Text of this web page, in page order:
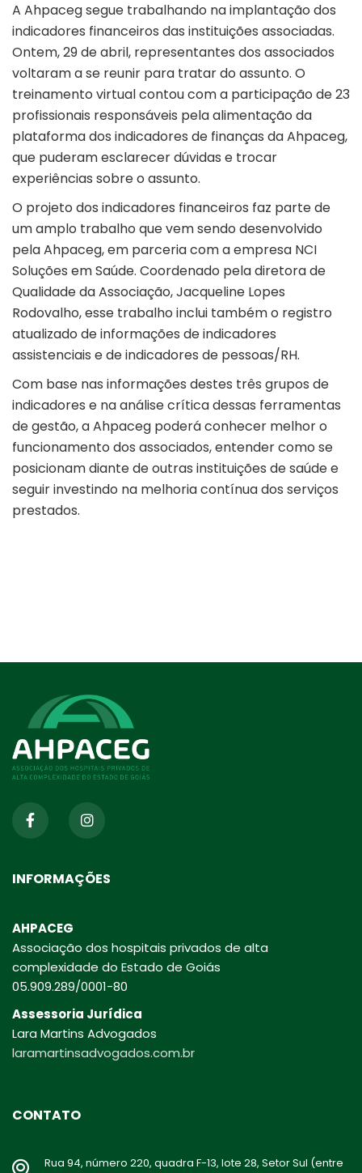
A Ahpaceg segue trabalhando na implantação dos
indicadores financeiros das instituições associadas.
Ontem, 29 de abril, representantes dos associados
voltaram a se reunir para tratar do assunto. O
treinamento virtual contou com a participação de 23
profissionais responsáveis pela alimentação da
plataforma dos indicadores de finanças da Ahpaceg,
que puderam esclarecer dúvidas e trocar
experiências sobre o assunto.
O projeto dos indicadores financeiros faz parte de
um amplo trabalho que vem sendo desenvolvido
pela Ahpaceg, em parceria com a empresa NCI
Soluções em Saúde. Coordenado pela diretora de
Qualidade da Associação, Jacqueline Lopes
Rodovalho, esse trabalho inclui também o registro
atualizado de informações de indicadores
assistenciais e de indicadores de pessoas/RH.
Com base nas informações destes três grupos de
indicadores e na análise crítica dessas ferramentas
de gestão, a Ahpaceg poderá conhecer melhor o
funcionamento dos associados, entender como se
posicionam diante de outras instituições de saúde e
seguir investindo na melhoria contínua dos serviços
prestados.
INFORMAÇÕES
AHPACEG
Associação dos hospitais privados de alta
complexidade do Estado de Goiás
05.909.289/0001-80
Assessoria Jurídica
Lara Martins Advogados
laramartinsadvogados.com.br
CONTATO
Rua 94, número 220, quadra F-13, lote 28, Setor Sul (entre